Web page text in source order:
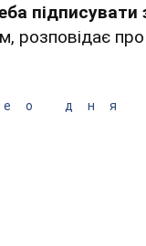
підписувати
розповідає
дня